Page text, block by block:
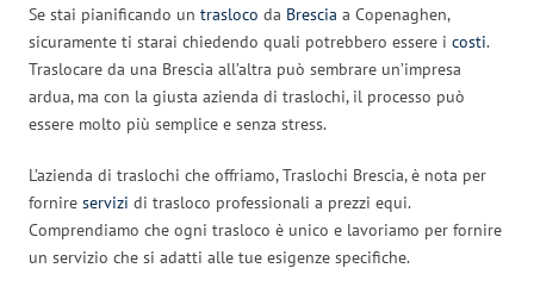
Se stai pianificando un trasloco da Brescia a Copenaghen,
sicuramente ti starai chiedendo quali potrebbero essere i costi.
Traslocare da una Brescia all’altra può sembrare un’impresa
ardua, ma con la giusta azienda di traslochi, il processo può
essere molto più semplice e senza stress.
L’azienda di traslochi che offriamo, Traslochi Brescia, è nota per
fornire servizi di trasloco professionali a prezzi equi.
Comprendiamo che ogni trasloco è unico e lavoriamo per fornire
un servizio che si adatti alle tue esigenze specifiche.